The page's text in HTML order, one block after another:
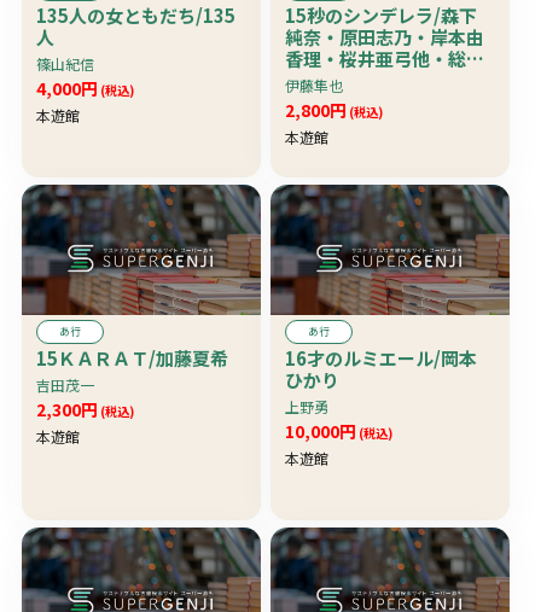
135人の女ともだち/135
人
篠山紀信
4,000円 (税込)
本遊館
15秒のシンデレラ/森下
純奈・原田志乃・岸本由
香理・桜井亜弓他・総勢
25名
伊藤隼也
2,800円 (税込)
本遊館
あ行
15ＫＡＲＡＴ/加藤夏希
吉田茂一
2,300円 (税込)
本遊館
あ行
16才のルミエール/岡本
ひかり
上野勇
10,000円 (税込)
本遊館